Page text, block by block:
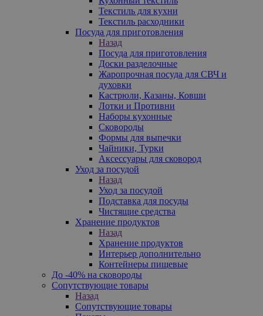
Текстиль для кухни
Текстиль расходники
Посуда для приготовления
Назад
Посуда для приготовления
Доски разделочные
Жаропрочная посуда для СВЧ и
духовки
Кастрюли, Казаны, Ковши
Лотки и Противни
Наборы кухонные
Сковороды
Формы для выпечки
Чайники, Турки
Аксессуары для сковород
Уход за посудой
Назад
Уход за посудой
Подставка для посуды
Чистящие средства
Хранение продуктов
Назад
Хранение продуктов
Интерьер дополнительно
Контейнеры пищевые
До -40% на сковороды
Сопутствующие товары
Назад
Сопутствующие товары